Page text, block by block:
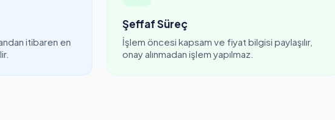
itibaren en
Şeffaf Süreç
İşlem öncesi kapsam ve fiyat bilgisi paylaşılır,
onay alınmadan işlem yapılmaz.